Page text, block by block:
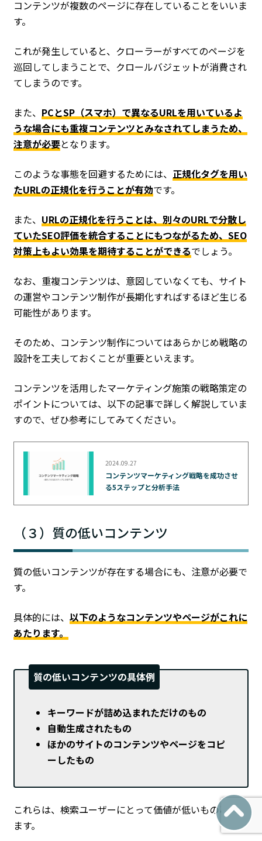
コンテンツが複数のページに存在していることをいいま
す。
これが発生していると、クローラーがすべてのページを
巡回してしまうことで、クロールバジェットが消費され
てしまうのです。
また、 PCとSP（スマホ）で異なるURLを用いているよ
うな場合にも重複コンテンツとみなされてしまうため、
注意が必要となります。
このような事態を回避するためには、 正規化タグを用い
たURLの正規化を行うことが有効です。
また、 URLの正規化を行うことは、別々のURLで分散し
ていたSEO評価を統合することにもつながるため、SEO
対策上もよい効果を期待することができるでしょう。
なお、重複コンテンツは、意図していなくても、サイト
の運営やコンテンツ制作が長期化すればするほど生じる
可能性があります。
そのため、コンテンツ制作についてはあらかじめ戦略の
設計を工夫しておくことが重要といえます。
コンテンツを活用したマーケティング施策の戦略策定の
ポイントについては、以下の記事で詳しく解説していま
すので、ぜひ参考にしてみてください。
2024.09.27
コンテンツマーケティング戦略を成功させ
る5ステップと分析手法
（３）質の低いコンテンツ
質の低いコンテンツが存在する場合にも、注意が必要で
す。
具体的には、 以下のようなコンテンツやページがこれに
あたります。
質の低いコンテンツの具体例
キーワードが詰め込まれただけのもの
自動生成されたもの
ほかのサイトのコンテンツやページをコピ
ーしたもの
これらは、検索ユーザーにとって価値が低いものといえ
ます。